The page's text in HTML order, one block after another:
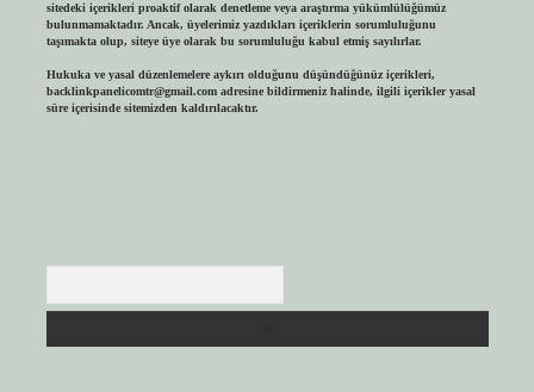
sitedeki içerikleri proaktif olarak denetleme veya araştırma yükümlülüğümüz
bulunmamaktadır. Ancak, üyelerimiz yazdıkları içeriklerin sorumluluğunu
taşımakta olup, siteye üye olarak bu sorumluluğu kabul etmiş sayılırlar.
Hukuka ve yasal düzenlemelere aykırı olduğunu düşündüğünüz içerikleri,
backlinkpanelicomtr@gmail.comadresine bildirmeniz halinde, ilgili içerikler yasal
süre içerisinde sitemizden kaldırılacaktır.